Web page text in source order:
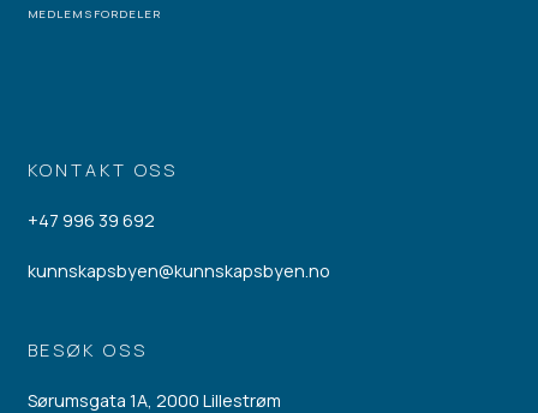
KONTAKT OSS
+47 996 39 692
kunnskapsbyen@kunnskapsbyen.no
BESØK OSS
Sørumsgata 1A, 2000 Lillestrøm
MEDLEMSFORDELER